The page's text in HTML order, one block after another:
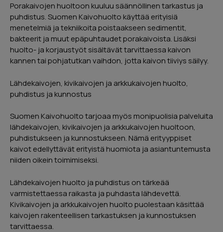
Porakaivojen huoltoon kuuluu säännöllinen tarkastus ja
puhdistus. Suomen Kaivohuolto käyttää erityisiä
menetelmiä ja tekniikoita poistaakseen sedimentit,
bakteerit ja muut epäpuhtaudet porakaivoista. Lisäksi
huolto- ja korjaustyöt sisältävät tarvittaessa kaivon
kannen tai pohjatutkan vaihdon, jotta kaivon tiiviys säilyy.
Lähdekaivojen, kivikaivojen ja arkkukaivojen huolto,
puhdistus ja kunnostus
Suomen Kaivohuolto tarjoaa myös monipuolisia palveluita
lähdekaivojen, kivikaivojen ja arkkukaivojen huoltoon,
puhdistukseen ja kunnostukseen. Nämä erityyppiset
kaivot edellyttävät erityistä huomiota ja asiantuntemusta
niiden oikein toimimiseksi.
Lähdekaivojen huolto ja puhdistus on tärkeää
varmistettaessa raikasta ja puhdasta lähdevettä.
Kivikaivojen ja arkkukaivojen huolto puolestaan käsittää
kaivojen rakenteellisen tarkastuksen ja kunnostuksen
tarvittaessa.